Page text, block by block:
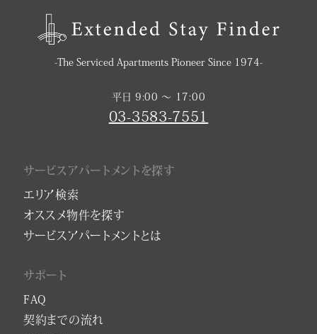
-The Serviced Apartments Pioneer Since 1974-
平日 9:00 〜 17:00
03-3583-7551
サービスアパートメントを探す
エリア検索
オススメ物件を探す
サービスアパートメントとは
サポート
FAQ
契約までの流れ